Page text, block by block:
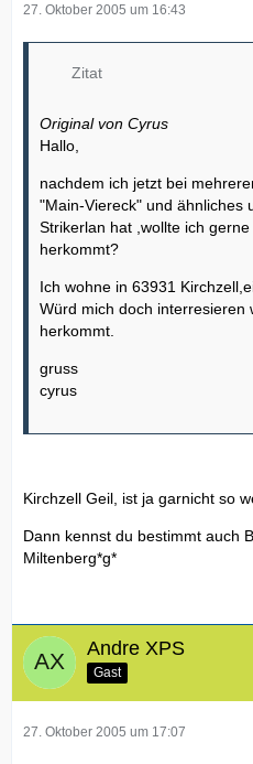
27. Oktober 2005 um 16:43
Zitat
Original von Cyrus
Hallo,
nachdem ich jetzt bei
"Main-Viereck" und ähnliches
Strikerlan hat ,wollte ich
herkommt?
Ich wohne in 63931
Würd mich doch interresieren
herkommt.
gruss
cyrus
Kirchzell Geil, ist ja garnicht so
Dann kennst du bestimmt auch
Miltenberg*g*
Andre XPS
Gast
27. Oktober 2005 um 17:07